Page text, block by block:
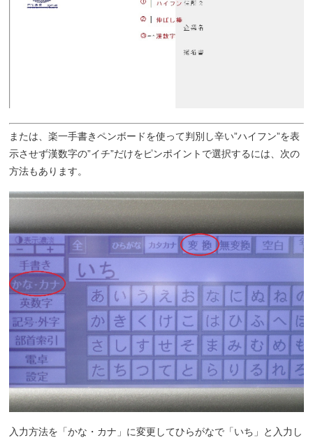
または、楽一手書きペンボードを使って判別し辛い”ハイフン”を表
示させず漢数字の”イチ”だけをピンポイントで選択するには、次の
方法もあります。
入力方法を「かな・カナ」に変更してひらがなで「いち」と入力し